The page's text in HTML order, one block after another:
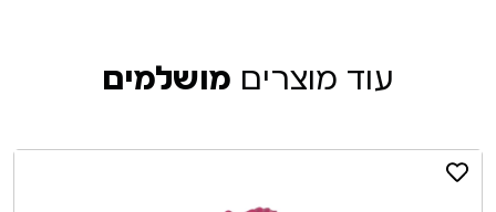
עוד מוצרים מושלמים